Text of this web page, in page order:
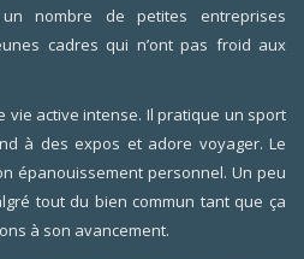
nombre de petites entreprises
cadres qui n’ont pas froid aux
vie active intense. Il pratique un sport
à des expos et adore voyager. Le
épanouissement personnel. Un peu
tout du bien commun tant que ça
à son avancement.